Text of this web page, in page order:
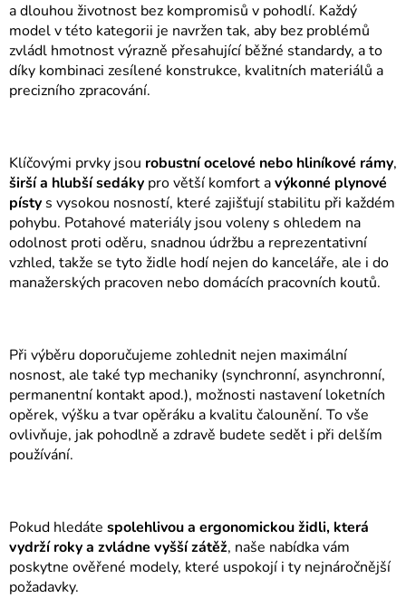
í
p
r
ý
p
i
s
u
á
n
í
a dlouhou životnost bez kompromisů v pohodlí. Každý
model v této kategorii je navržen tak, aby bez problémů
zvládl hmotnost výrazně přesahující běžné standardy, a to
díky kombinaci zesílené konstrukce, kvalitních materiálů a
precizního zpracování.
Klíčovými prvky jsou robustní ocelové nebo hliníkové rámy,
širší a hlubší sedáky pro větší komfort avýkonné plynové
písty s vysokou nosností, které zajišťují stabilitu při každém
pohybu. Potahové materiály jsou voleny s ohledem na
odolnost proti oděru, snadnou údržbu a reprezentativní
vzhled, takže se tyto židle hodí nejen do kanceláře, ale i do
manažerských pracoven nebo domácích pracovních koutů.
Při výběru doporučujeme zohlednit nejen maximální
nosnost, ale také typ mechaniky (synchronní, asynchronní,
permanentní kontakt apod.), možnosti nastavení loketních
opěrek, výšku a tvar opěráku a kvalitu čalounění. To vše
ovlivňuje, jak pohodlně a zdravě budete sedět i při delším
používání.
Pokud hledáte spolehlivou a ergonomickou židli, která
vydrží roky a zvládne vyšší zátěž, naše nabídka vám
poskytne ověřené modely, které uspokojí i ty nejnáročnější
požadavky.